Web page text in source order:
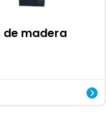
de madera